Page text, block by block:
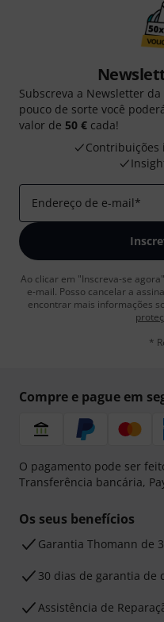
Subscreva a Newsletter
pouco de sorte você
valor de 50 € cada!
Contribuições
Endereço de e-mail*
Ao clicar em "Inscreva-se
e-mail. Posso cancelar a
encontrar mais informações
*
Compre e pague em
O pagamento pode ser
Transferência bancária,
Os seus benefícios
Garantia Thomann de
30 dias de garantia de
Assistência de